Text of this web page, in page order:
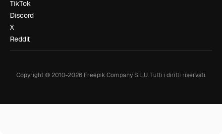
TikTok
Discord
X
Reddit
Copyright © 2010-2026Freepik Company S.L.U. Tutti i diritti riservati.